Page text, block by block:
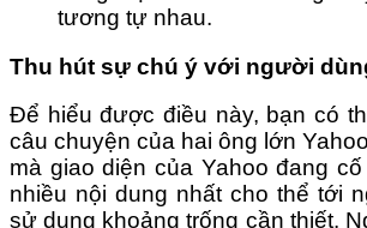
tương tự nhau.
Thu hút sự chú ý với người
Để hiểu được điều này, bạn có
câu chuyện của hai ông lớn
mà giao diện của Yahoo đang
nhiều nội dung nhất cho thể tới
sử dụng khoảng trống cần thiết.